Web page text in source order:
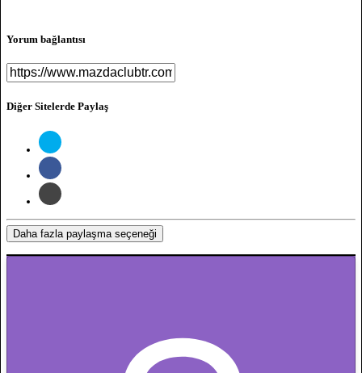
Yorum bağlantısı
Diğer Sitelerde Paylaş
Daha fazla paylaşma seçeneği